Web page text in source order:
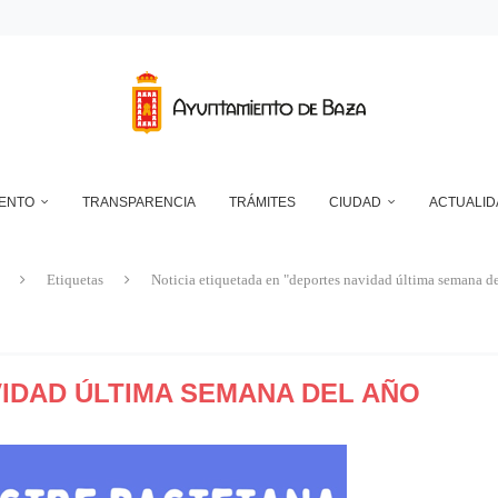
ELÉCTRICO EN EL RECINTO FERIAL
TRANSPARENCIA TRÁMITES CIUDAD
Etiquetas Noticia etiquetada en "deportes navidad última semana
ÚLTIMA SEMANA DEL AÑO